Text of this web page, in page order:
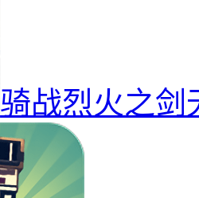
骑战烈火之剑